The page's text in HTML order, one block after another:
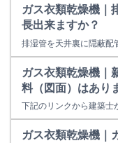
ガス衣類乾燥機｜
長出来ますか？
ガス衣類乾燥機｜
料（図面）はあり
ガス衣類乾燥機｜